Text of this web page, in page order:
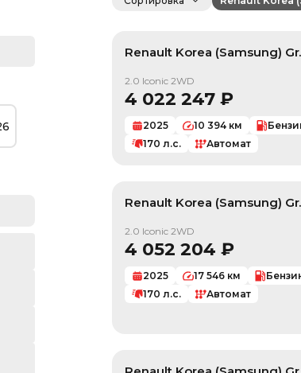
Renault Korea (Samsung) Grand Koleos
/
2.0 Iconic 2WD
4 022 247 ₽
2025 10 394 км
170 л.с. Автомат
Renault Korea (Samsung) Grand Koleos
/
2.0 Iconic 2WD
4 052 204 ₽
2025 17 546 км
170 л.с. Автомат